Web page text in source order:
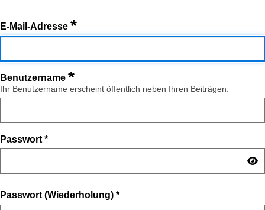
E-Mail-Adresse *
Benutzername *
Ihr Benutzername erscheint öffentlich neben Ihren Beiträgen.
Passwort *
Passwort (Wiederholung) *